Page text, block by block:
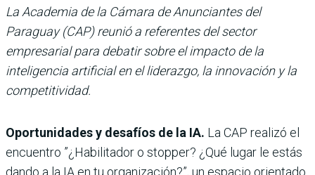
La Academia de la Cámara de Anunciantes del
Paraguay (CAP) reunió a referentes del sector
empresarial para debatir sobre el impacto de la
inteligencia artificial en el liderazgo, la innovación y la
competitividad.
Oportunidades y desafíos de la IA. La CAP realizó el
encuentro ”¿Habilitador o stopper? ¿Qué lugar le estás
dando a la IA en tu organización?”, un espacio orientado